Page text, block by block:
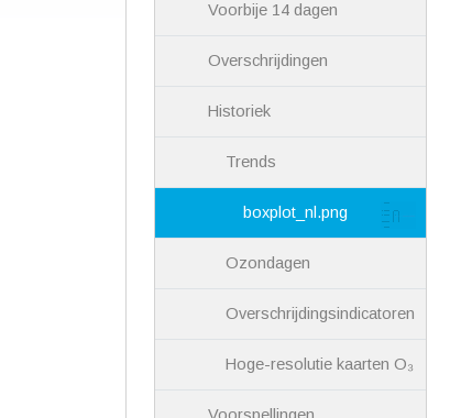
Voorbije 14 dagen
Overschrijdingen
Historiek
Trends
boxplot_nl.png
Ozondagen
Overschrijdingsindicatoren
Hoge-resolutie kaarten O₃